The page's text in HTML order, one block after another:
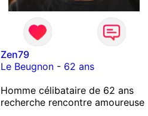
Zen79
Le Beugnon- 62 ans
Homme célibataire de 62 ans
recherche rencontre amoureuse